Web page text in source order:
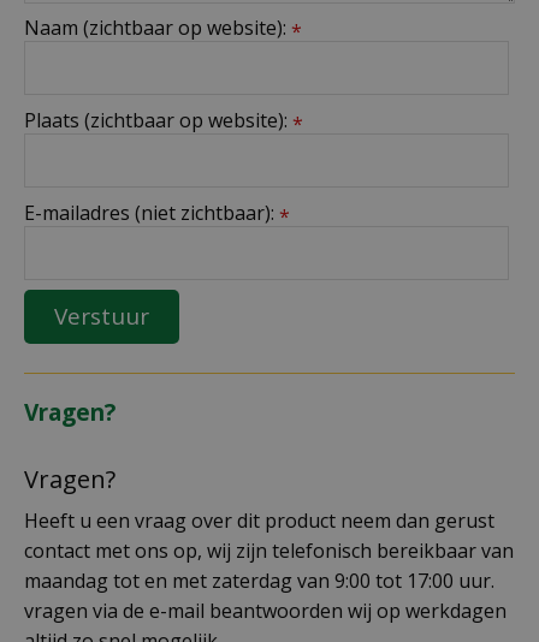
Naam (zichtbaar op website): *
Plaats (zichtbaar op website): *
E-mailadres (niet zichtbaar): *
Vragen?
Vragen?
Heeft u een vraag over dit product neem dan gerust
contact met ons op, wij zijn telefonisch bereikbaar van
maandag tot en met zaterdag van 9:00 tot 17:00 uur.
vragen via de e-mail beantwoorden wij op werkdagen